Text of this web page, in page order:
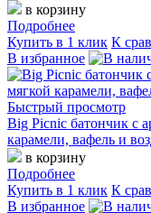
в корзину
Подробнее
Купить в 1 клик К
В избранное
Быстрый просмотр
Big Picnic батончик с
карамели, вафель и
в корзину
Подробнее
Купить в 1 клик К
В избранное